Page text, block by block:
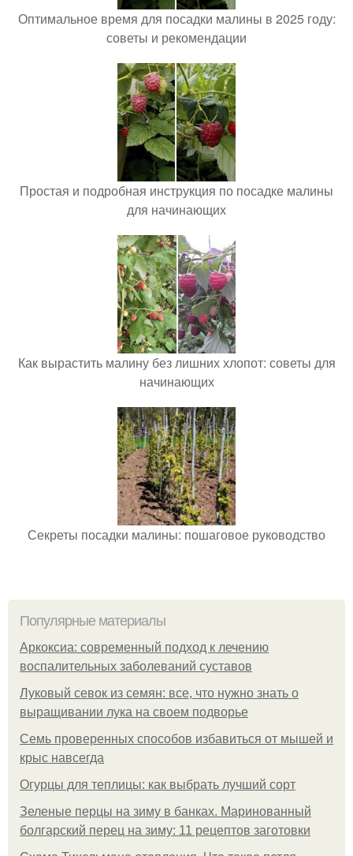
Оптимальное время для посадки малины в 2025 году:
советы и рекомендации
Простая и подробная инструкция по посадке малины
для начинающих
Как вырастить малину без лишних хлопот: советы для
начинающих
Секреты посадки малины: пошаговое руководство
Популярные материалы
Аркоксиа: современный подход к лечению
воспалительных заболеваний суставов
Луковый севок из семян: все, что нужно знать о
выращивании лука на своем подворье
Семь проверенных способов избавиться от мышей и
крыс навсегда
Огурцы для теплицы: как выбрать лучший сорт
Зеленые перцы на зиму в банках. Маринованный
болгарский перец на зиму: 11 рецептов заготовки